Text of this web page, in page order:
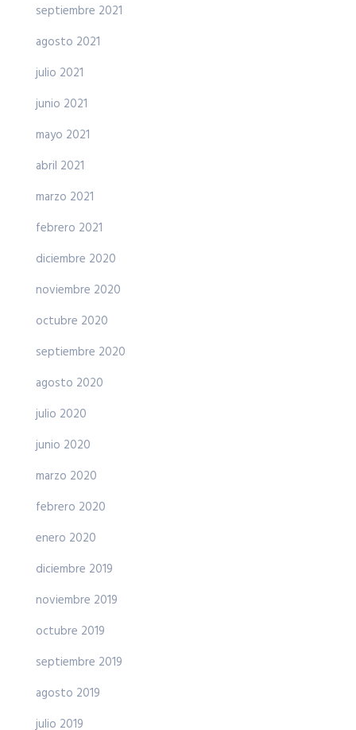
septiembre 2021
agosto 2021
julio 2021
junio 2021
mayo 2021
abril 2021
marzo 2021
febrero 2021
diciembre 2020
noviembre 2020
octubre 2020
septiembre 2020
agosto 2020
julio 2020
junio 2020
marzo 2020
febrero 2020
enero 2020
diciembre 2019
noviembre 2019
octubre 2019
septiembre 2019
agosto 2019
julio 2019